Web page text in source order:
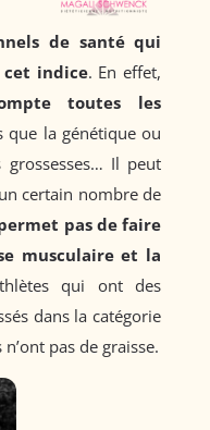
de santé qui
indice. En effet,
toutes les
que la génétique ou
Il peut
certain nombre de
pas de faire
musculaire et la
qui ont des
dans la catégorie
pas de graisse.